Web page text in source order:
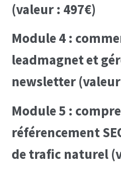
(valeur : 497€)
Module 4 :
leadmagnet et
newsletter (valeur
Module 5 :
référencement
de trafic naturel